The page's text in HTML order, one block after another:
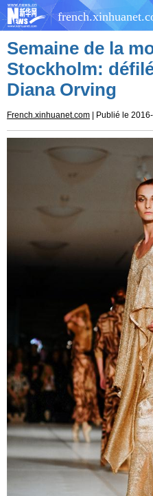
CHINE
AFRIQUE
CULTURE
Semaine de la
Stockholm:
Diana Orving
French.xinhuanet.com | Publié le